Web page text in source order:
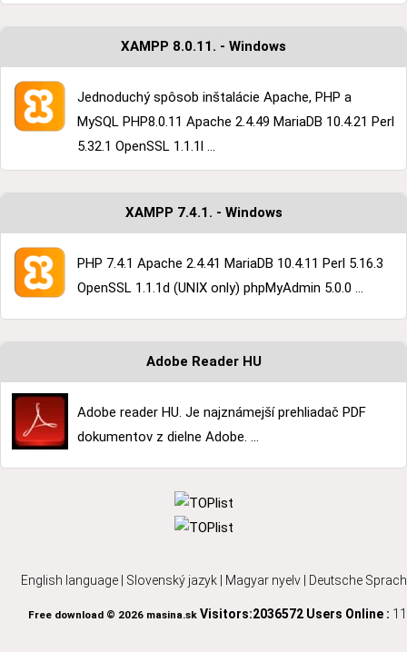
XAMPP 8.0.11. - Windows
Jednoduchý spôsob inštalácie Apache, PHP a
MySQL PHP8.0.11 Apache 2.4.49 MariaDB 10.4.21 Perl
5.32.1 OpenSSL 1.1.1l ...
XAMPP 7.4.1. - Windows
PHP 7.4.1 Apache 2.4.41 MariaDB 10.4.11 Perl 5.16.3
OpenSSL 1.1.1d (UNIX only) phpMyAdmin 5.0.0 ...
Adobe Reader HU
Adobe reader HU. Je najznámejší prehliadač PDF
dokumentov z dielne Adobe. ...
English language Slovenský jazyk Magyar nyelv Deutsche
Free download © 2026 masina.skVisitors:2036572 Users Online : 11